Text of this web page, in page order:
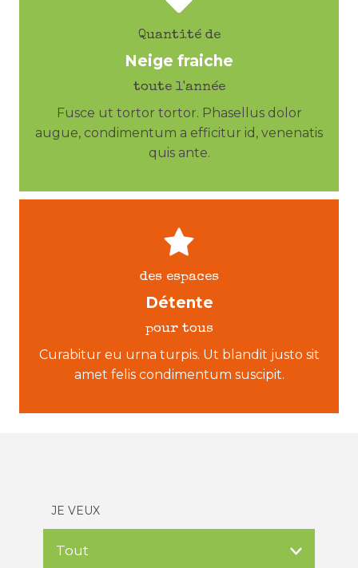
Quantité de
Neige fraiche
toute l'année
Fusce ut tortor tortor. Phasellus dolor
augue, condimentum a efficitur id, venenatis
quis ante.
des espaces
Détente
pour tous
Curabitur eu urna turpis. Ut blandit justo sit
amet felis condimentum suscipit.
JE VEUX